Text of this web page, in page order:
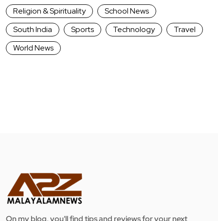
Religion & Spirituality
School News
South India
Sports Technology
Travel
World News
On my blog, you'll find tips and reviews for your next